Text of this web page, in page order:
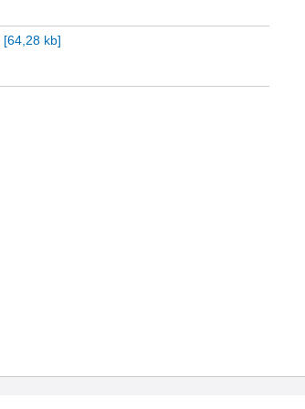
[64,28 kb]